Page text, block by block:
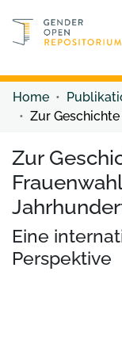
Discover content
Home
Zur
Eine
Perspektive